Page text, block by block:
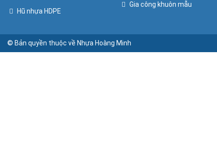
Hũ nhựa HDPE
Gia công khuôn mẫu
© Bản quyền thuộc về Nhựa Hoàng Minh